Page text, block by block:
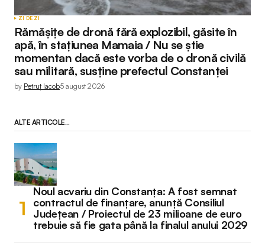
ZI DE ZI
Rămășițe de dronă fără explozibil, găsite în
apă, în stațiunea Mamaia / Nu se știe
momentan dacă este vorba de o dronă civilă
sau militară, susține prefectul Constanței
by Petruț Iacob5 august 2026
ALTE ARTICOLE...
Noul acvariu din Constanța: A fost semnat
contractul de finanțare, anunță Consiliul
Județean / Proiectul de 23 milioane de euro
trebuie să fie gata până la finalul anului 2029